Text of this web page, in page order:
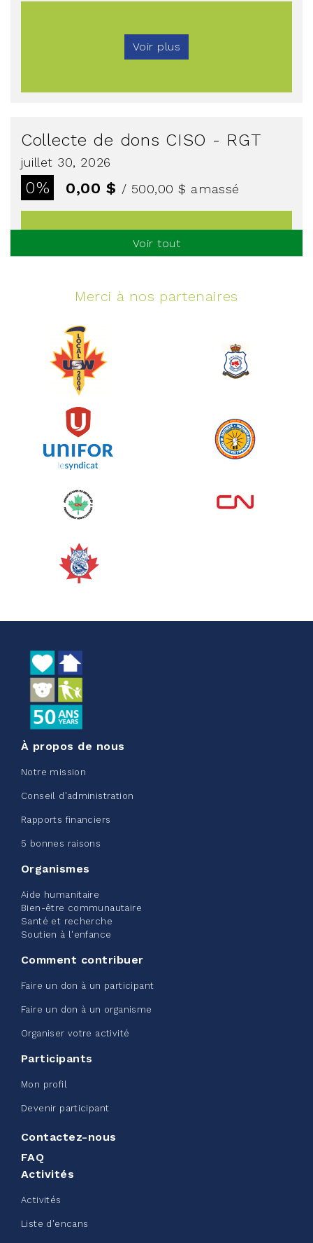
Voir plus
Collecte de dons CISO - RGT
juillet 30, 2026
0% 0,00 $ / 500,00 $ amassé
Voir plus
Événement spinning
juin 10, 2026
amassé
Corporate Challenge Edmonton
juin 09, 2026
5% 50,00 $
Edmonton Corporate Challenge
2026 - Extra Life
juin 08, 2026
123%
Voir tout
Merci à nos partenaires
À propos de nous
Notre mission
Conseil d'administration
Rapports financiers
5 bonnes raisons
Organismes
Aide humanitaire
Bien-être communautaire
Santé et recherche
Soutien à l'enfance
Comment contribuer
Faire un don à un participant
Faire un don à un organisme
Organiser votre activité
Participants
Mon profil
Devenir participant
Contactez-nous
FAQ
Activités
Activités
Liste d'encans